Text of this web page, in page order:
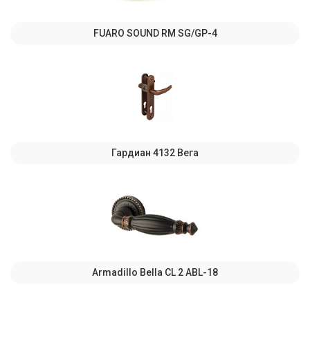
FUARO SOUND RM SG/GP-4
Гардиан 4132 Вега
Armadillo Bella CL 2 ABL-18